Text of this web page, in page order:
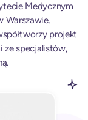
Medycznym
Warszawie.
projekt
ze specjalistów,